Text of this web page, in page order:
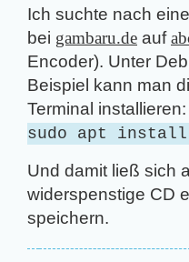
Ich suchte nach
bei gambaru.de auf
Encoder). Unter
Beispiel kann man
Terminal installieren:
sudo apt install
Und damit ließ sich
widerspenstige CD
speichern.